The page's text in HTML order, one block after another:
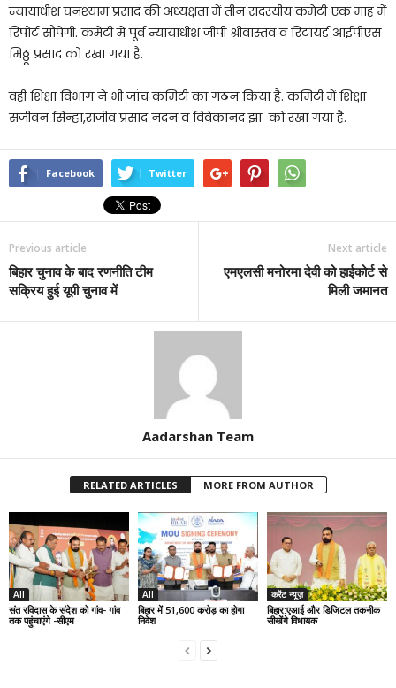
न्यायाधीश घनश्याम प्रसाद की अध्यक्षता में तीन सदस्यीय कमेटी एक माह में
रिपोर्ट सौपेगी. कमेटी में पूर्व न्यायाधीश जीपी श्रीवास्तव व रिटायर्ड आईपीएस
मिठ्ठू प्रसाद को रखा गया है.
वही शिक्षा विभाग ने भी जांच कमिटी का गठन किया है. कमिटी में शिक्षा
संजीवन सिन्हा,राजीव प्रसाद नंदन व विवेकानंद झा को रखा गया है.
Facebook Twitter
Previous article
बिहार चुनाव के बाद रणनीति टीम
सक्रिय हुई यूपी चुनाव में
Next article
एमएलसी मनोरमा देवी को हाईकोर्ट से
मिली जमानत
Aadarshan Team
RELATED ARTICLES MORE FROM AUTHOR
All
संत रविदास के संदेश को गांव- गांव
तक पहुंचाएंगे -सीएम
All
बिहार में 51,600 करोड़ का होगा
निवेश
करेंट न्यूज़
बिहार:एआई और डिजिटल तकनीक
सीखेंगे विधायक